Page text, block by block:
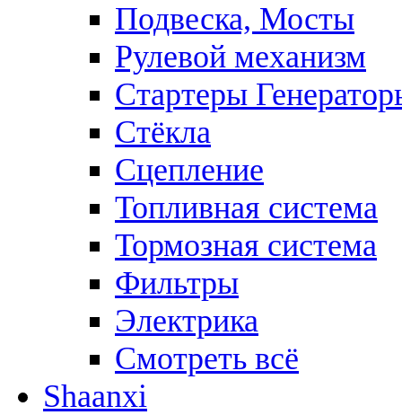
Подвеска, Мосты
Рулевой механизм
Стартеры
Стёкла
Сцепление
Топливная система
Тормозная система
Фильтры
Электрика
Смотреть всё
Shaanxi